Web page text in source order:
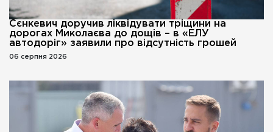
Сєнкевич доручив ліквідувати тріщини на
дорогах Миколаєва до дощів – в «ЕЛУ
автодоріг» заявили про відсутність грошей
06 серпня 2026